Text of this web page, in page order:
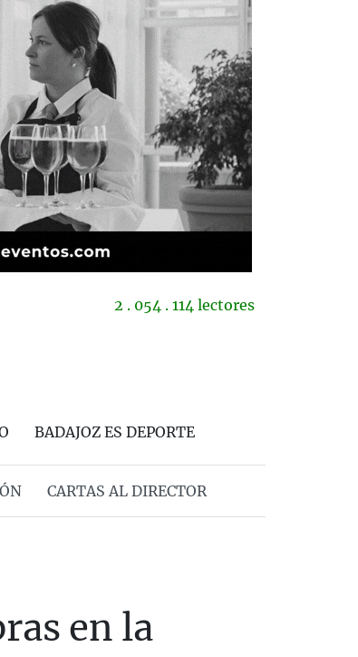
2 . 054 . 114 lectores
BADAJOZ ES DEPORTE
CARTAS AL DIRECTOR
en la